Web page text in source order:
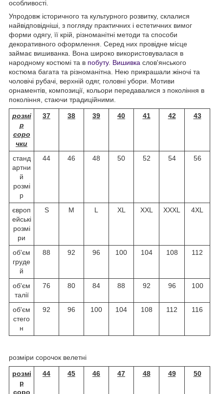
особливості.
Упродовж історичного та культурного розвитку, склалися
найвідповідніші, з погляду практичних і естетичних вимог
форми одягу, її крій, різноманітні методи та способи
декоративного оформлення. Серед них провідне місце
займає вишиванка. Вона широко використовувалася в
народному костюмі та в побуту. Вишивка слов'янського
костюма багата та різноманітна. Нею прикрашали жіночі та
чоловічі рубачі, верхній одяг, головні убори. Мотиви
орнаментів, композиції, кольори передавалися з покоління в
покоління, стаючи традиційними.
розмі
р
соро
чки
37 38 39 40 41 42 43
станд
артни
й
розмі
р
44 46 48 50 52 54 56
європ
ейські
розмі
ри
S M L XL XXL XXXL 4XL
об'єм
груде
й
88 92 96 100 104 108 112
об'єм
талії
76 80 84 88 92 96 100
об'єм
стего
н
92 96 100 104 108 112 116
розміри сорочок велетні
розмі
р
соро
44 45 46 47 48 49 50